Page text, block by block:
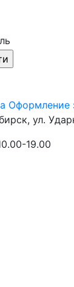
Оформление
ул.
19.00